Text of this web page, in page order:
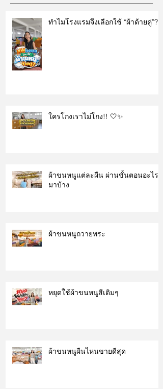
ทำไมโรงแรมจึงเลือกใช้ “ผ้าด้ายคู่”?
ใครโกงเราไม่โกง!! 🤍✨
ผ้าขนหนูแต่ละผืน ผ่านขั้นตอนอะไร
มาบ้าง
ผ้าขนหนูถวายพระ
หยุดใช้ผ้าขนหนูสีเดิมๆ
ผ้าขนหนูผืนไหนขายดีสุด